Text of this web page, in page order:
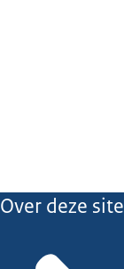
Over deze site